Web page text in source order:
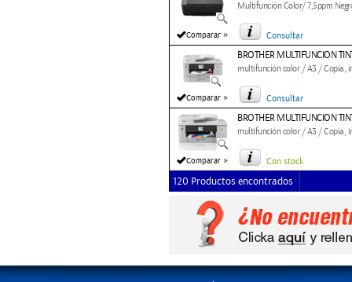
Comparar »
Multifunción Color/ 7,5ppm
Consultar
Comparar »
BROTHER MULTIFUNCION
multifunción color / A3 / Copia,
Consultar
Comparar »
BROTHER MULTIFUNCION
multifunción color / A3 / Copia,
Con stock
120 Productos encontrados